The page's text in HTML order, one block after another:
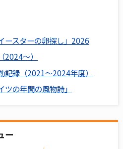
ースターの卵探し」2026
2024～）
記録（2021～2024年度）
の年間の風物詩」
ー